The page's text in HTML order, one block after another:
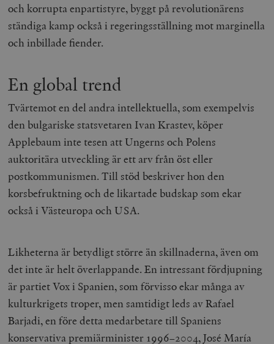
och korrupta enpartistyre, byggt på revolutionärens
ständiga kamp också i regeringsställning mot marginella
och inbillade fiender.
En global trend
Tvärtemot en del andra intellektuella, som exempelvis
den bulgariske statsvetaren Ivan Krastev, köper
Applebaum inte tesen att Ungerns och Polens
auktoritära utveckling är ett arv från öst eller
postkommunismen. Till stöd beskriver hon den
korsbefruktning och de likartade budskap som ekar
också i Västeuropa och USA.
Likheterna är betydligt större än skillnaderna, även om
det inte är helt överlappande. En intressant fördjupning
är partiet Vox i Spanien, som förvisso ekar många av
kulturkrigets troper, men samtidigt leds av Rafael
Barjadi, en före detta medarbetare till Spaniens
konservativa premiärminister 1996–2004, José María